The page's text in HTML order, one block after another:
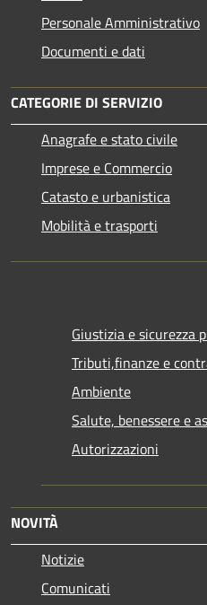
Personale Amministrativo
Documenti e dati
CATEGORIE DI SERVIZIO
Anagrafe e stato civile
Imprese e Commercio
Catasto e urbanistica
Mobilità e trasporti
Giustizia e sicurezza
Tributi,finanze e
Ambiente
Salute, benessere e
Autorizzazioni
NOVITÀ
Notizie
Comunicati